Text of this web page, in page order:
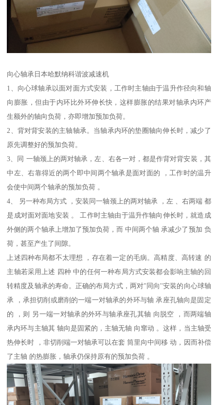
向心轴承日本哈默纳科谐波减速机
1、向心球轴承以面对面方式安装，工作时主轴由于温升作径向和轴
向膨胀，但由于内环比外环伸长快，这样膨胀的结果对轴承内环产
生额外的轴向负荷，亦即增加预加负荷。
2、背对背安装的主轴轴承。当轴承内环的垫圈轴向伸长时，减少了
原先调整好的预加负荷。
3、同 一轴颈上的两对轴承，左、右各一对，都是作背对背安装，其
中左、右靠得近的两个即中间两个轴承是面对面的 ，工作时的温升
会使中间两个轴承的预加负荷 。
4、 另一种布局方式 ，安装同一轴颈上的两对轴承 ，左 、右两端 都
是成对面对面地安装 。 工作时主轴由于温升作轴向伸长时，就造成
外侧的两个轴承上增加了预加负荷，而 中间两个轴 承减少了预加 负
荷，甚至产生了间隙。
上述四种布局都不太理想 ，存在着一定的毛病。高精度、高转速 的
主轴若采用上述 四种 中的任何一种布局方式安装都会影响主轴的回
转精度及轴承的寿命。正确的布局方式，两对"同向''安装的向心球轴
承 ，承担切削或磨削的一端一对轴承的外环与轴 承座孔轴向是固定
的 ，则 另一端一对轴承的外环与轴承座孔其轴 向脱空 ，而两端轴
承内环与主轴其 轴向是固紧的，主轴无轴 向窜动 。这样，当主轴受
热伸长时 ，非切削端一对轴承可以在套 筒里向中间移 动，因而补偿
了主轴 的热膨胀，轴承仍保持原有的预加负荷 。